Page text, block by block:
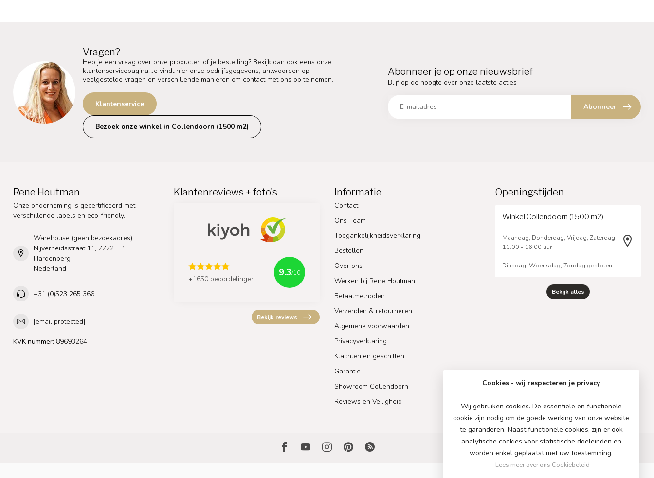
Vragen?
Heb je een vraag over onze producten of je bestelling? Bekijk dan ook eens onze
klantenservicepagina. Je vindt hier onze bedrijfsgegevens, antwoorden op
veelgestelde vragen en verschillende manieren om contact met ons op te nemen.
Klantenservice
Bezoek onze winkel in Collendoorn (1500 m2)
Abonneer je op onze nieuwsbrief
Blijf op de hoogte over onze laatste acties
Abonneer
Rene Houtman
Onze onderneming is gecertificeerd met
verschillende labels en eco-friendly.
Warehouse (geen bezoekadres)
Nijverheidsstraat 11, 7772 TP
Hardenberg
Nederland
+31 (0)523 265 366
[email protected]
KVK nummer: 89693264
Klantenreviews + foto's
+1650 beoordelingen
9.3/10
Bekijk reviews
Informatie
Contact
Ons Team
Toegankelijkheidsverklaring
Bestellen
Over ons
Werken bij Rene Houtman
Betaalmethoden
Verzenden & retourneren
Algemene voorwaarden
Privacyverklaring
Klachten en geschillen
Garantie
Showroom Collendoorn
Reviews en Veiligheid
Openingstijden
Winkel Collendoorn (1500 m2)
Maandag, Donderdag, Vrijdag, Zaterdag
10.00 - 16:00 uur
Dinsdag, Woensdag, Zondag gesloten
Bekijk alles
Cookies - wij respecteren je privacy
Wij gebruiken cookies. De essentiële en functionele
cookie zijn nodig om de goede werking van onze website
te garanderen. Naast functionele cookies, zijn er ook
analytische cookies voor statistische doeleinden en
worden enkel geplaatst met uw toestemming.
Lees meer over ons Cookiebeleid